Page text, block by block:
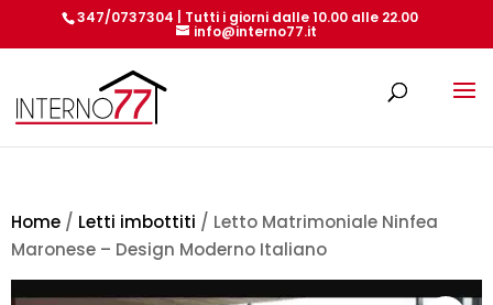
347/0737304 | Tutti i giorni dalle 10.00 alle 22.00
info@interno77.it
Home / Letti imbottiti / Letto Matrimoniale Ninfea
Maronese – Design Moderno Italiano